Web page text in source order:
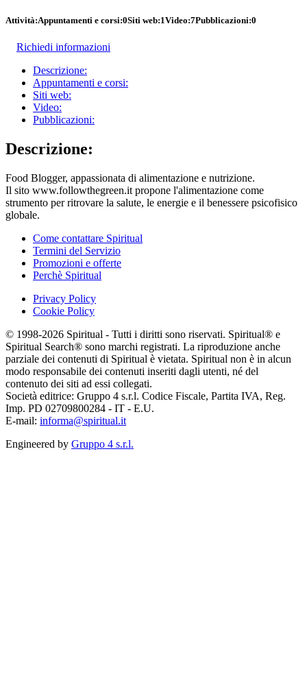
Attività:Appuntamenti e corsi:0Siti web:1Video:7Pubblicazioni:0
Richiedi informazioni
Descrizione:
Appuntamenti e corsi:
Siti web:
Video:
Pubblicazioni:
Descrizione:
Food Blogger, appassionata di alimentazione e nutrizione.
Il sito www.followthegreen.it propone l'alimentazione come
strumento per ritrovare la salute, le energie e il benessere psicofisico
globale.
Come contattare Spiritual
Termini del Servizio
Promozioni e offerte
Perchè Spiritual
Privacy Policy
Cookie Policy
© 1998-2026 Spiritual - Tutti i diritti sono riservati. Spiritual® e
Spiritual Search® sono marchi registrati. La riproduzione anche
parziale dei contenuti di Spiritual è vietata. Spiritual non è in alcun
modo responsabile dei contenuti inseriti dagli utenti, né del
contenuto dei siti ad essi collegati.
Società editrice: Gruppo 4 s.r.l. Codice Fiscale, Partita IVA, Reg.
Imp. PD 02709800284 - IT - E.U.
E-mail: informa@spiritual.it
Engineered by Gruppo 4 s.r.l.